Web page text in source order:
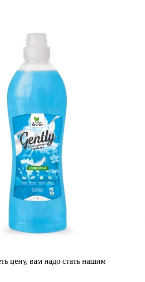
цену, вам надо стать нашим